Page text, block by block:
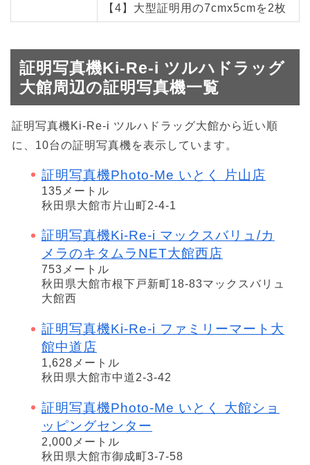
【4】大型証明用の7cmx5cmを2枚
証明写真機Ki-Re-i ツルハドラッグ
大館周辺の証明写真機一覧
証明写真機Ki-Re-i ツルハドラッグ大館から近い順
に、10台の証明写真機を表示しています。
証明写真機Photo-Me いとく 片山店
135メートル
秋田県大館市片山町2-4-1
証明写真機Ki-Re-i マックスバリュ/カ
メラのキタムラNET大館西店
753メートル
秋田県大館市根下戸新町18-83マックスバリュ
大館西
証明写真機Ki-Re-i ファミリーマート大
館中道店
1,628メートル
秋田県大館市中道2-3-42
証明写真機Photo-Me いとく 大館ショ
ッピングセンター
2,000メートル
秋田県大館市御成町3-7-58